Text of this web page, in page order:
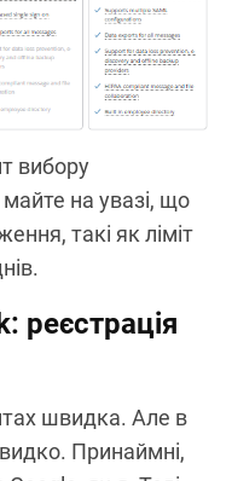
вибору
на увазі, що
такі як ліміт
реєстрація
швидка. Але в
Принаймні,